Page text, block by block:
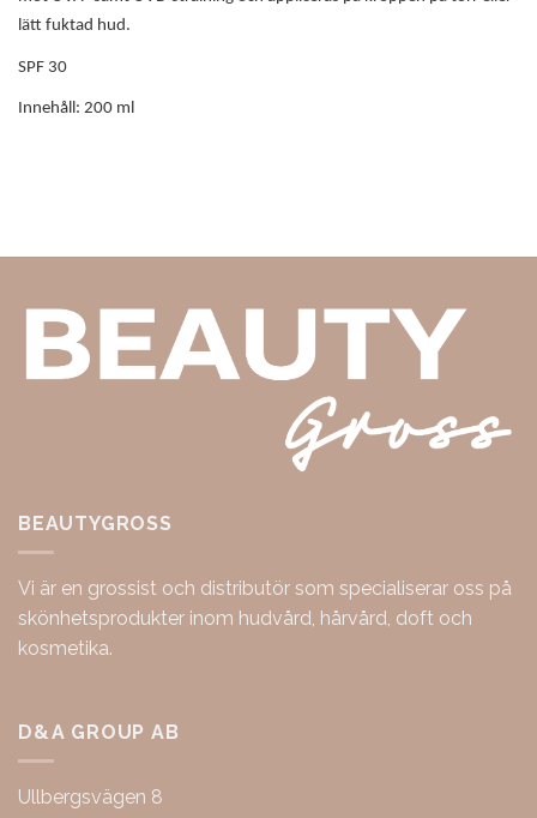
lätt fuktad hud.
SPF 30
Innehåll: 200 ml
BEAUTYGROSS
Vi är en grossist och distributör som specialiserar oss på
skönhetsprodukter inom hudvård, hårvård, doft och
kosmetika.
D&A GROUP AB
Ullbergsvägen 8